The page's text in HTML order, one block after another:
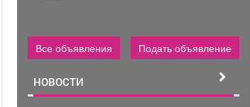
Все объявления Подать объявление
НОВОСТИ